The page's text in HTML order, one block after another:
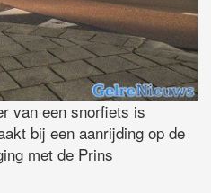
van een snorfiets is
bij een aanrijding op de
met de Prins